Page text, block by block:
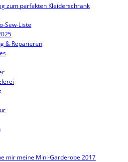
zum perfekten Kleiderschrank
Sew-Liste
& Reparieren
mir meine Mini-Garderobe 2017